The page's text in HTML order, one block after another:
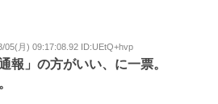
05(月) 09:17:08.92 ID:UEtQ+hvp
報」の方がいい、に一票。